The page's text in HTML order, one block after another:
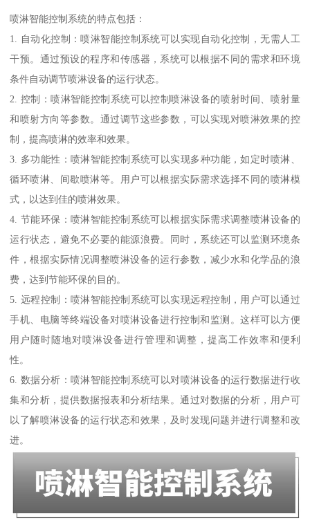
喷淋智能控制系统的特点包括：
1. 自动化控制：喷淋智能控制系统可以实现自动化控制，无需人工
干预。通过预设的程序和传感器，系统可以根据不同的需求和环境
条件自动调节喷淋设备的运行状态。
2. 控制：喷淋智能控制系统可以控制喷淋设备的喷射时间、喷射量
和喷射方向等参数。通过调节这些参数，可以实现对喷淋效果的控
制，提高喷淋的效率和效果。
3. 多功能性：喷淋智能控制系统可以实现多种功能，如定时喷淋、
循环喷淋、间歇喷淋等。用户可以根据实际需求选择不同的喷淋模
式，以达到佳的喷淋效果。
4. 节能环保：喷淋智能控制系统可以根据实际需求调整喷淋设备的
运行状态，避免不必要的能源浪费。同时，系统还可以监测环境条
件，根据实际情况调整喷淋设备的运行参数，减少水和化学品的浪
费，达到节能环保的目的。
5. 远程控制：喷淋智能控制系统可以实现远程控制，用户可以通过
手机、电脑等终端设备对喷淋设备进行控制和监测。这样可以方便
用户随时随地对喷淋设备进行管理和调整，提高工作效率和便利
性。
6. 数据分析：喷淋智能控制系统可以对喷淋设备的运行数据进行收
集和分析，提供数据报表和分析结果。通过对数据的分析，用户可
以了解喷淋设备的运行状态和效果，及时发现问题并进行调整和改
进。